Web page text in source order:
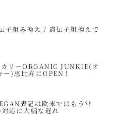
組み換え / 遺伝子組換えで
カリーORGANIC JUNKIE(オ
)恵比寿にOPEN！
表記は欧米ではもう常
応に大幅な遅れ